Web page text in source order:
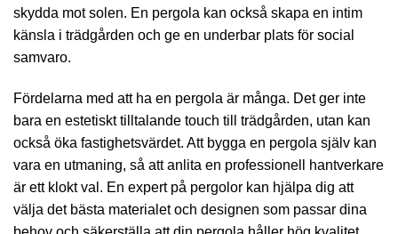
skydda mot solen. En pergola kan också skapa en intim
känsla i trädgården och ge en underbar plats för social
samvaro.
Fördelarna med att ha en pergola är många. Det ger inte
bara en estetiskt tilltalande touch till trädgården, utan kan
också öka fastighetsvärdet. Att bygga en pergola själv kan
vara en utmaning, så att anlita en professionell hantverkare
är ett klokt val. En expert på pergolor kan hjälpa dig att
välja det bästa materialet och designen som passar dina